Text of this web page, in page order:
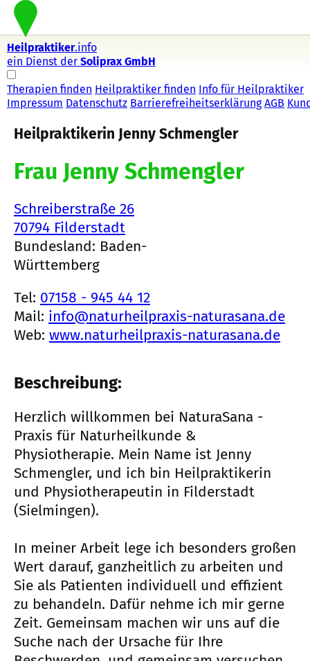
Heilpraktiker.info
ein Dienst der Soliprax GmbH
Therapien finden Heilpraktiker finden Info für Heilpraktiker
Impressum Datenschutz Barrierefreiheitserklärung AGB
Heilpraktikerin Jenny Schmengler
Frau Jenny Schmengler
Schreiberstraße 26
70794 Filderstadt
Bundesland: Baden-
Württemberg
Tel: 07158 - 945 44 12
Mail: info@naturheilpraxis-naturasana.de
Web: www.naturheilpraxis-naturasana.de
Beschreibung:
Herzlich willkommen bei NaturaSana -
Praxis für Naturheilkunde &
Physiotherapie. Mein Name ist Jenny
Schmengler, und ich bin Heilpraktikerin
und Physiotherapeutin in Filderstadt
(Sielmingen).
In meiner Arbeit lege ich besonders großen
Wert darauf, ganzheitlich zu arbeiten und
Sie als Patienten individuell und effizient
zu behandeln. Dafür nehme ich mir gerne
Zeit. Gemeinsam machen wir uns auf die
Suche nach der Ursache für Ihre